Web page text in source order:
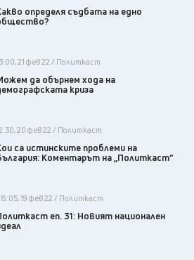
определя съдбата на едно
21 фев 22 / Политкаст
да обърнем хода на
криза
20 фев 22 / Политкаст
са истинските проблеми на
Коментарът на „Политкаст“
19 фев 22 / Политкаст
еп. 31: Новият национален